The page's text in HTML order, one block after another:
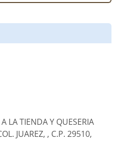
LA TIENDA Y QUESERIA
JUAREZ, , C.P. 29510,